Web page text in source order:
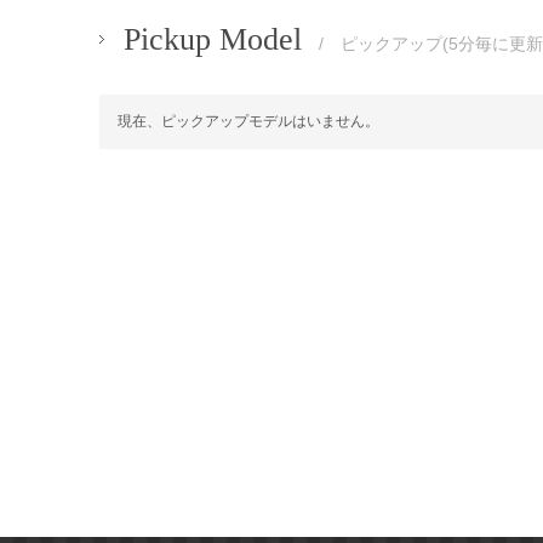
Pickup Model / ピックアップ(5分毎に更
現在、ピックアップモデルはいません。